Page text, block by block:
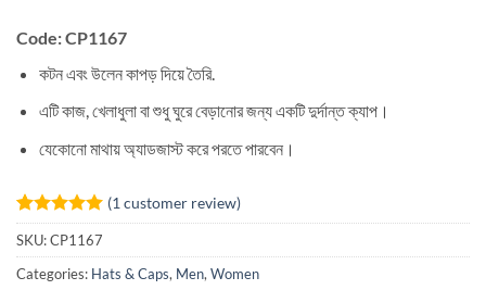
Code: CP1167
কটন এবং উলেন কাপড় দিয়ে তৈরি.
এটি কাজ, খেলাধুলা বা শুধু ঘুরে বেড়ানোর জন্য একটি দুর্দান্ত ক্যাপ।
যেকোনো মাথায় অ্যাডজাস্ট করে পরতে পারবেন।
Rated5
out of 5
based on
1
customer
(1 customer review)
SKU:CP1167
Categories: Hats & Caps, Men, Women